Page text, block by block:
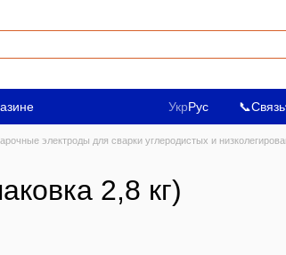
УкрРус 📞Связь
электроды для сварки углеродистых и
2,8 кг)